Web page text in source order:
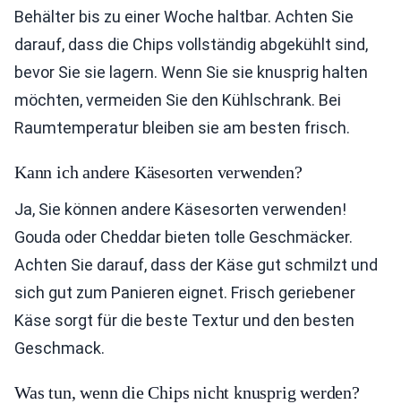
Behälter bis zu einer Woche haltbar. Achten Sie
darauf, dass die Chips vollständig abgekühlt sind,
bevor Sie sie lagern. Wenn Sie sie knusprig halten
möchten, vermeiden Sie den Kühlschrank. Bei
Raumtemperatur bleiben sie am besten frisch.
Kann ich andere Käsesorten verwenden?
Ja, Sie können andere Käsesorten verwenden!
Gouda oder Cheddar bieten tolle Geschmäcker.
Achten Sie darauf, dass der Käse gut schmilzt und
sich gut zum Panieren eignet. Frisch geriebener
Käse sorgt für die beste Textur und den besten
Geschmack.
Was tun, wenn die Chips nicht knusprig werden?